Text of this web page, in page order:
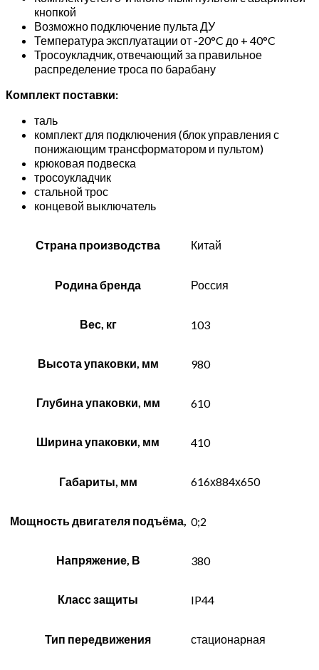
кнопкой
Возможно подключение пульта ДУ
Температура эксплуатации от -20°C до + 40°C
Тросоукладчик, отвечающий за правильное
распределение троса по барабану
Комплект поставки:
таль
комплект для подключения (блок управления с
понижающим трансформатором и пультом)
крюковая подвеска
тросоукладчик
стальной трос
концевой выключатель
Страна производства Китай
Родина бренда Россия
Вес, кг 103
Высота упаковки, мм 980
Глубина упаковки, мм 610
Ширина упаковки, мм 410
Габариты, мм 616х884х650
Мощность двигателя подъёма, 0;2
Напряжение, В 380
Класс защиты IP44
Тип передвижения стационарная